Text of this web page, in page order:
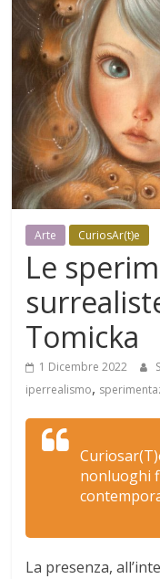
Mensile
di
arte,
cultura,
turismo
e
curiosità
Arte CuriosAr(t)e
Le
Tomicka
1 Dicembre 2022
iperrealismo,
nonluoghi
La presenza,